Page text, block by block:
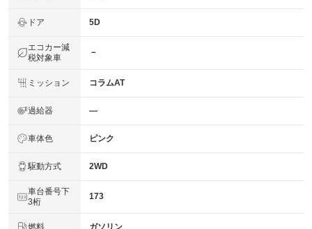
ドア 5D
エコカー減
税対象車
－
ミッション コラムAT
過給器 ―
車体色 ピンク
駆動方式 2WD
車台番号下
3桁
173
燃料 ガソリン